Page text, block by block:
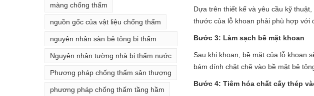
màng chống thấm
nguồn gốc của vật liệu chống thấm
nguyên nhân sàn bê tông bị thấm
nước
Nguyên nhân tường nhà bị thấm nước
Phương pháp chống thấm sân thượng
phương pháp chống thấm tầng hầm
Dựa trên thiết kế và yêu cầu kỹ
thước của lỗ khoan phải phù hợp với
Bước 3: Làm sạch bề mặt khoan
Sau khi khoan, bề mặt của lỗ khoan
bám dính chặt chẽ vào bề mặt bê
Bước 4: Tiêm hóa chất cấy thép